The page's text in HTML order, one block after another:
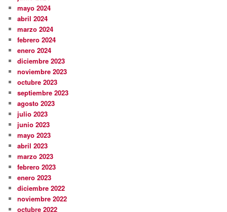
mayo 2024
abril 2024
marzo 2024
febrero 2024
enero 2024
diciembre 2023
noviembre 2023
octubre 2023
septiembre 2023
agosto 2023
julio 2023
junio 2023
mayo 2023
abril 2023
marzo 2023
febrero 2023
enero 2023
diciembre 2022
noviembre 2022
octubre 2022